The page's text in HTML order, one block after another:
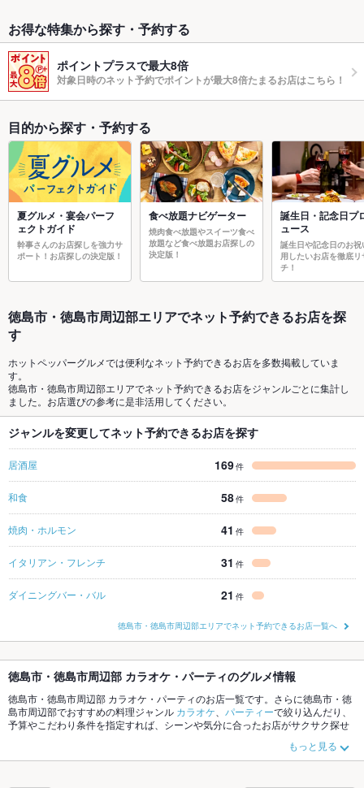
お得な特集から探す・予約する
ポイントプラスで最大8倍
対象日時のネット予約でポイントが最大8倍たまるお店はこちら！
目的から探す・予約する
夏グルメ・宴会パーフ
ェクトガイド
幹事さんのお店探しを強力サ
ポート！お店探しの決定版！
食べ放題ナビゲーター
焼肉食べ放題やスイーツ食べ
放題など食べ放題お店探しの
決定版！
誕生日・記念日プ
ュース
誕生日や記念日のお祝
用したいお店を徹底リ
チ！
徳島市・徳島市周辺部エリアでネット予約できるお店を探
す
ホットペッパーグルメでは便利なネット予約できるお店を多数掲載していま
す。
徳島市・徳島市周辺部エリアでネット予約できるお店をジャンルごとに集計し
ました。お店選びの参考に是非活用してください。
ジャンルを変更してネット予約できるお店を探す
居酒屋 169件
和食 58件
焼肉・ホルモン 41 件
イタリアン・フレンチ 31 件
ダイニングバー・バル 21 件
徳島市・徳島市周辺部エリアでネット予約できるお店一覧へ
徳島市・徳島市周辺部 カラオケ・パーティのグルメ情報
徳島市・徳島市周辺部 カラオケ・パーティのお店一覧です。さらに徳島市・徳
島市周辺部でおすすめの料理ジャンル カラオケ パーティーで絞り込んだり、
予算やこだわり条件を指定すれば、シーンや気分に合ったお店がサクサク探せ
ューや季節のおすすめ料理など、お店の最新情報をご紹介しているので安心！
24時間使える簡単便利なネット予約が使えるお店も拡大中です。友達どうしの
もっと見る